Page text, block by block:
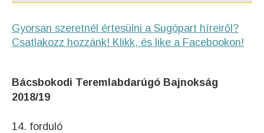
Gyorsan szeretnél értesülni a Sugópart híreiről?
Csatlakozz hozzánk! Klikk, és like a Facebookon!
Bácsbokodi Teremlabdarúgó Bajnokság
2018/19
14. forduló